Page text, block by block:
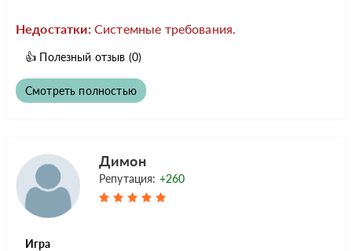
Недостатки: Системные требования.
👍 Полезный отзыв (0)
Смотреть полностью
Димон
Репутация: +260
Игра